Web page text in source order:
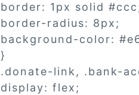
border: 1px solid
border-radius: 8px;
background-color:
}
.donate-link, .bank-
display: flex;